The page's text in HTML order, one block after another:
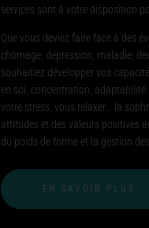
services sont à votre disposition
Que vous deviez faire face à des
chômage, dépression, maladie,
souhaitiez développer vos
en soi, concentration,
votre stress, vous relaxer... la
attitudes et des valeurs positives
du poids de forme et la gestion
EN SAVOIR PLUS